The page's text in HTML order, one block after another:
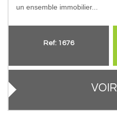
un ensemble immobilier...
Ref: 1676
VOIR